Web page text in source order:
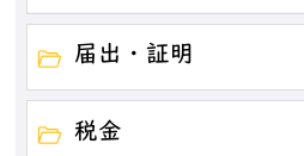
届出・証明
税金